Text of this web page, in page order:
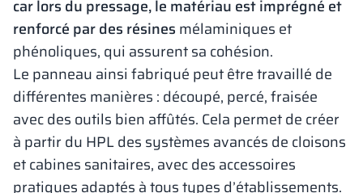
car lors du pressage, le matériau est imprégné et
renforcé par des résines mélaminiques et
phénoliques, qui assurent sa cohésion.
Le panneau ainsi fabriqué peut être travaillé de
différentes manières : découpé, percé, fraisée
avec des outils bien affûtés. Cela permet de créer
à partir du HPL des systèmes avancés de cloisons
et cabines sanitaires, avec des accessoires
pratiques adaptés à tous types d’établissements.